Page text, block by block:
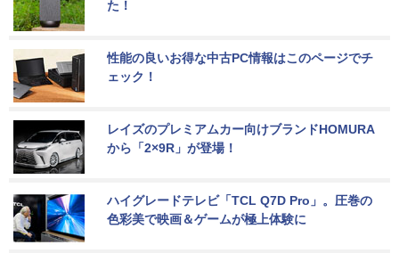
た！
性能の良いお得な中古PC情報はこのページでチ
ェック！
レイズのプレミアムカー向けブランドHOMURA
から「2×9R」が登場！
ハイグレードテレビ「TCL Q7D Pro」。圧巻の
色彩美で映画＆ゲームが極上体験に